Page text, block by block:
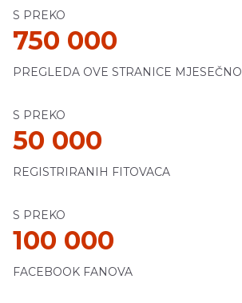
S PREKO
750 000
PREGLEDA OVE STRANICE MJESEČNO
S PREKO
50 000
REGISTRIRANIH FITOVACA
S PREKO
100 000
FACEBOOK FANOVA